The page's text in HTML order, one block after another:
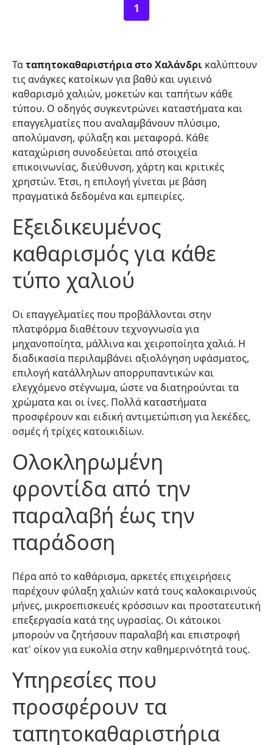
1
Ταταπητοκαθαριστήρια στο Χαλάνδρι καλύπτουν
τις ανάγκες κατοίκων για βαθύ και υγιεινό
καθαρισμό χαλιών, μοκετών και ταπήτων κάθε
τύπου. Ο οδηγός συγκεντρώνει καταστήματα και
επαγγελματίες που αναλαμβάνουν πλύσιμο,
απολύμανση, φύλαξη και μεταφορά. Κάθε
καταχώριση συνοδεύεται από στοιχεία
επικοινωνίας, διεύθυνση, χάρτη και κριτικές
χρηστών. Έτσι, η επιλογή γίνεται με βάση
πραγματικά δεδομένα και εμπειρίες.
Εξειδικευμένος
καθαρισμός για κάθε
τύπο χαλιού
Οι επαγγελματίες που προβάλλονται στην
πλατφόρμα διαθέτουν τεχνογνωσία για
μηχανοποίητα, μάλλινα και χειροποίητα χαλιά. Η
διαδικασία περιλαμβάνει αξιολόγηση υφάσματος,
επιλογή κατάλληλων απορρυπαντικών και
ελεγχόμενο στέγνωμα, ώστε να διατηρούνται τα
χρώματα και οι ίνες. Πολλά καταστήματα
προσφέρουν και ειδική αντιμετώπιση για λεκέδες,
οσμές ή τρίχες κατοικιδίων.
Ολοκληρωμένη
φροντίδα από την
παραλαβή έως την
παράδοση
Πέρα από το καθάρισμα, αρκετές επιχειρήσεις
παρέχουν φύλαξη χαλιών κατά τους καλοκαιρινούς
μήνες, μικροεπισκευές κρόσσιων και προστατευτική
επεξεργασία κατά της υγρασίας. Οι κάτοικοι
μπορούν να ζητήσουν παραλαβή και επιστροφή
κατ' οίκον για ευκολία στην καθημερινότητά τους.
Υπηρεσίες που
προσφέρουν τα
ταπητοκαθαριστήρια